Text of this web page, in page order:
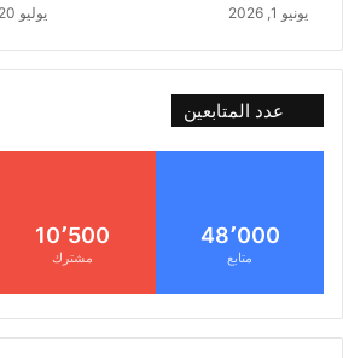
يونيو 1, 2026 يوليو 20, 2025
عدد المتابعين
48٬000
متابع
10٬500
مشترك